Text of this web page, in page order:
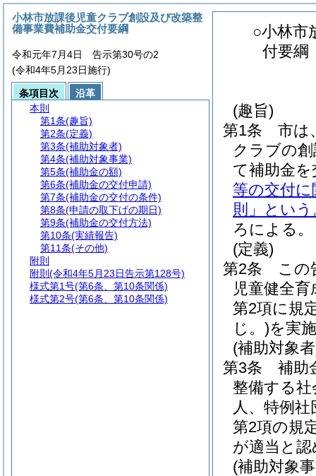
○小林市
付要綱
(趣旨)
第1条
市は
クラブの
て補助金
等の交付
則」という
ろによる。
(定義)
第2条
この
児童健全育
第2項に規
じ。)を実
(補助対象
第3条
補助
整備する社
人、特例
第2項の規
が適当と
(補助対象
小林市放課後児童クラブ創設及び改築整
備事業費補助金交付要綱
令和元年7月4日 告示第30号の2
(令和4年5月23日施行)
条項目次
沿革
本則
第1条(趣旨)
第2条(定義)
第3条(補助対象者)
第4条(補助対象事業)
第5条(補助金の額)
第6条(補助金の交付申請)
第7条(補助金の交付の条件)
第8条(申請の取下げの期日)
第9条(補助金の交付方法)
第10条(実績報告)
第11条(その他)
附則
附則 (令和4年5月23日告示第128号)
様式第1号(第6条、第10条関係)
様式第2号(第6条、第10条関係)